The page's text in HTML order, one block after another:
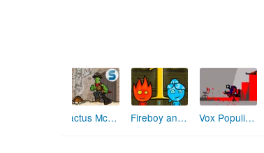
Galaxies Invaded Diep.io Dungeon Runner